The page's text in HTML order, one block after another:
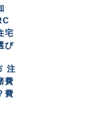
宅
び
注
費
費